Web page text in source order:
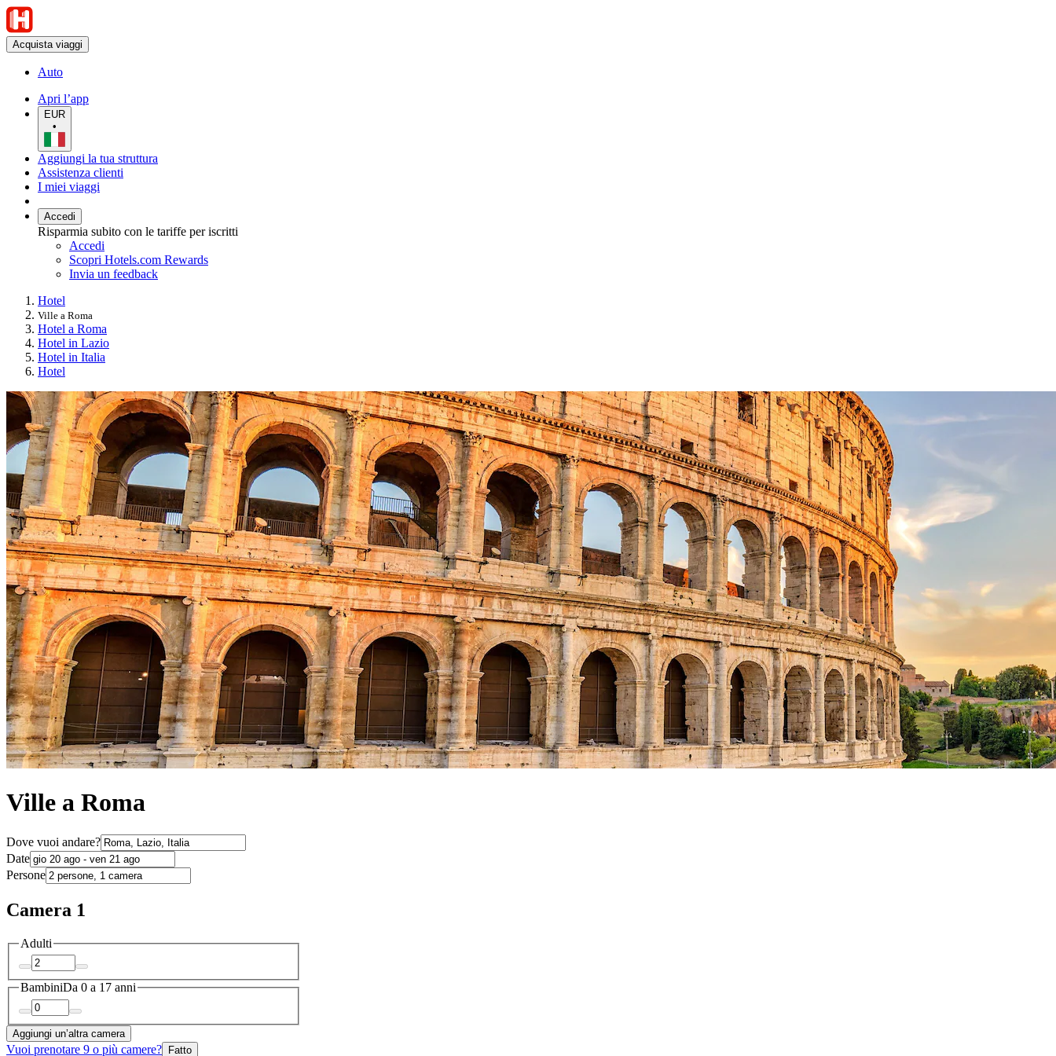
Acquista viaggi
Auto
Apri l’app
EUR
•
Aggiungi la tua struttura
Assistenza clienti
I miei viaggi
Accedi
Risparmia subito con le tariffe per iscritti
Accedi
Scopri Hotels.com Rewards
Invia un feedback
Hotel
Ville a Roma
Hotel a Roma
Hotel in Lazio
Hotel in Italia
Hotel
Ville a Roma
Dove vuoi andare?
Date
Persone
Camera 1
Adulti
BambiniDa 0 a 17 anni
Aggiungi un’altra camera
Vuoi prenotare 9 o più camere? Fatto